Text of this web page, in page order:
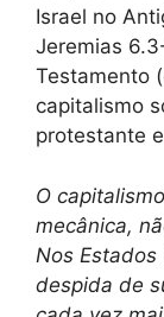
Israel no
Jeremias
Testamento
capitalismo
protestante
O
mecânica,
Nos
despida de